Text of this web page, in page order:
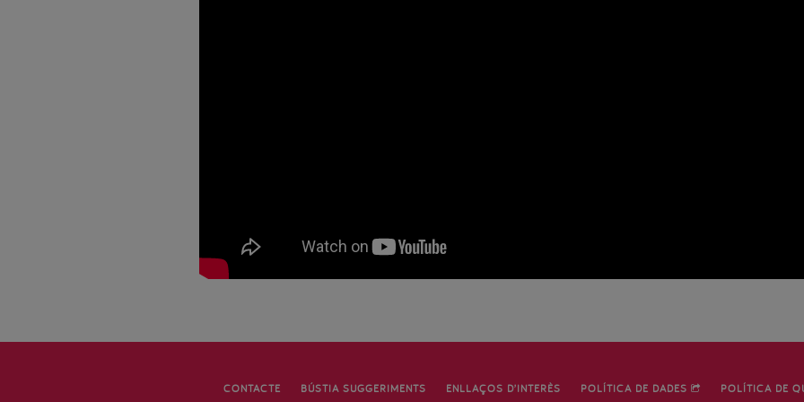
CONTACTE BÚSTIA SUGGERIMENTS ENLLAÇOS D’INTERÈS POLÍTICA DE DADES POLÍTICA DE